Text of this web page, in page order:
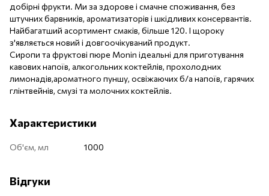
добірні фрукти. Ми за здорове і смачне споживання, без
штучних барвників, ароматизаторів і шкідливих консервантів.
Найбагатший асортимент смаків, більше 120. І щороку
з'являється новий і довгоочікуваний продукт.
Сиропи та фруктові пюре Monin ідеальні для приготування
кавових напоїв, алкогольних коктейлів, прохолодних
лимонадів,ароматного пуншу, освіжаючих б/а напоїв, гарячих
глінтвейнів, смузі та молочних коктейлів.
Характеристики
Об'єм, мл 1000
Відгуки